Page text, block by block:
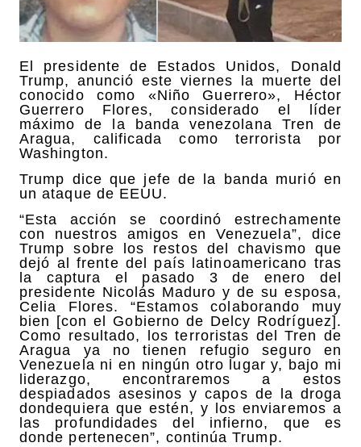
El presidente de Estados Unidos, Donald
Trump, anunció este viernes la muerte del
conocido como «Niño Guerrero», Héctor
Guerrero Flores, considerado el líder
máximo de la banda venezolana Tren de
Aragua, calificada como terrorista por
Washington.
Trump dice que jefe de la banda murió en
un ataque de EEUU.
“Esta acción se coordinó estrechamente
con nuestros amigos en Venezuela”, dice
Trump sobre los restos del chavismo que
dejó al frente del país latinoamericano tras
la captura el pasado 3 de enero del
presidente Nicolás Maduro y de su esposa,
Celia Flores. “Estamos colaborando muy
bien [con el Gobierno de Delcy Rodríguez].
Como resultado, los terroristas del Tren de
Aragua ya no tienen refugio seguro en
Venezuela ni en ningún otro lugar y, bajo mi
liderazgo, encontraremos a estos
despiadados asesinos y capos de la droga
dondequiera que estén, y los enviaremos a
las profundidades del infierno, que es
donde pertenecen”, continúa Trump.